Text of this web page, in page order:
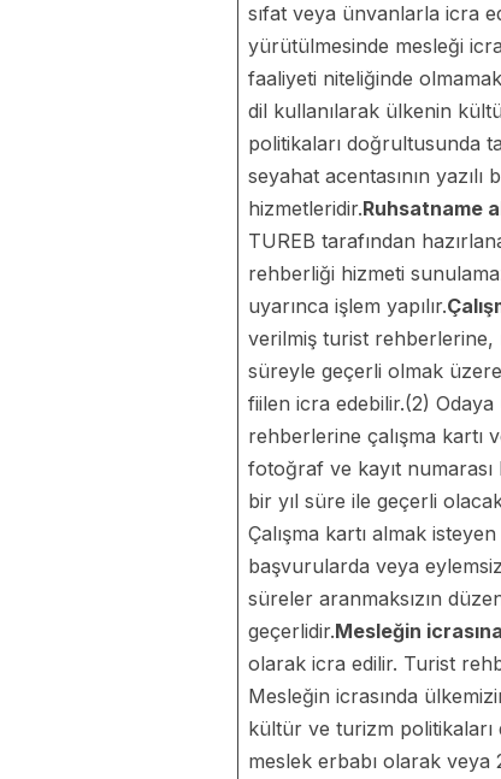
sıfat veya ünvanlarla icra
yürütülmesinde mesleği icra
faaliyeti niteliğinde
dil kullanılarak ülkenin
politikaları doğrultusunda
seyahat acentasının
hizmetleridir.Ruhsatname
TUREB tarafından
rehberliği hizmeti
uyarınca işlem yapılır.
verilmiş turist rehberlerine,
süreyle geçerli olmak
fiilen icra edebilir.(2)
rehberlerine çalışma kartı
fotoğraf ve kayıt numarası
bir yıl süre ile geçerli
Çalışma kartı almak
başvurularda veya
süreler aranmaksızın
geçerlidir.Mesleğin
olarak icra edilir. Turist
Mesleğin icrasında
kültür ve turizm politikaları
meslek erbabı olarak